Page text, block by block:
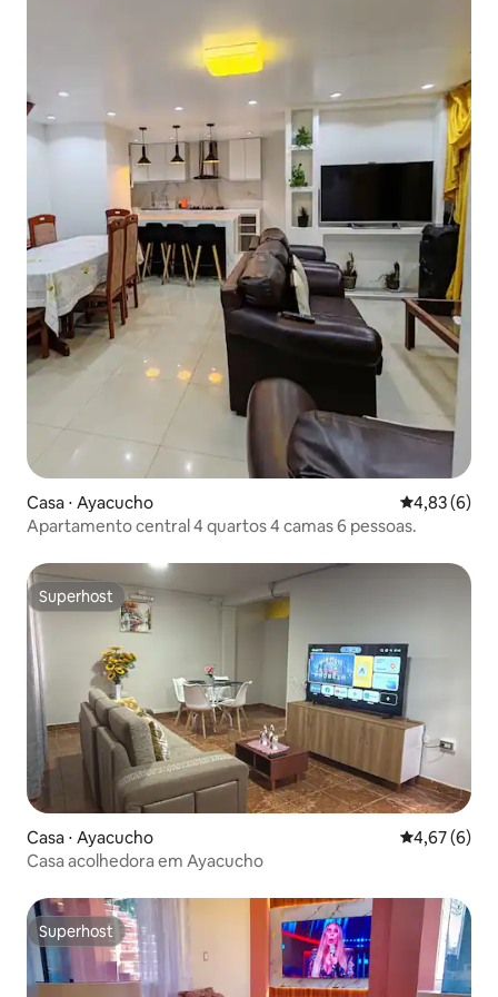
Casa ⋅ Ayacucho 4,83 de uma
4,83 (6)
Apartamento central 4 quartos 4 camas 6 pessoas.
Superhost
Superhost
Casa ⋅ Ayacucho 4,67 de uma
4,67 (6)
Casa acolhedora em Ayacucho
Superhost
Superhost